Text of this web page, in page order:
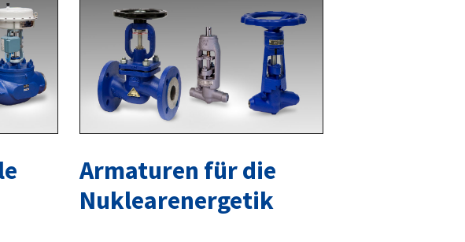
Armaturen für die
Nuklearenergetik